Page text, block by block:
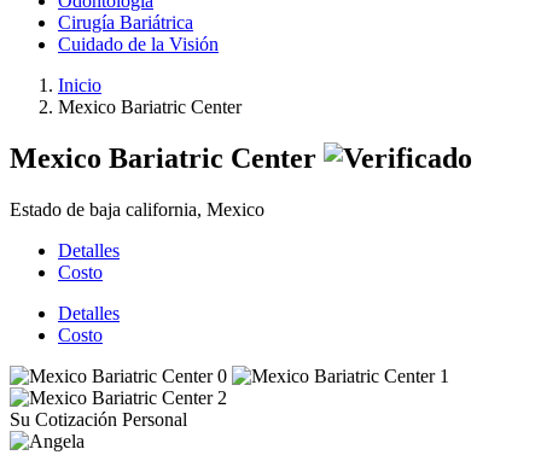
Cirugía Bariátrica
Cuidado de la Visión
Inicio
Mexico Bariatric Center
Mexico Bariatric Center
Estado de baja california, Mexico
Detalles
Costo
Detalles
Costo
Su Cotización Personal